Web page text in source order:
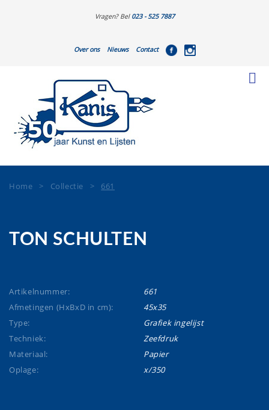
Vragen? Bel 023 - 525 7887
Over ons Nieuws Contact
Home > Collectie > 661
TON SCHULTEN
Artikelnummer:
661
Afmetingen (HxBxD in cm):
45x35
Type:
Grafiek ingelijst
Techniek:
Zeefdruk
Materiaal:
Papier
Oplage:
x/350